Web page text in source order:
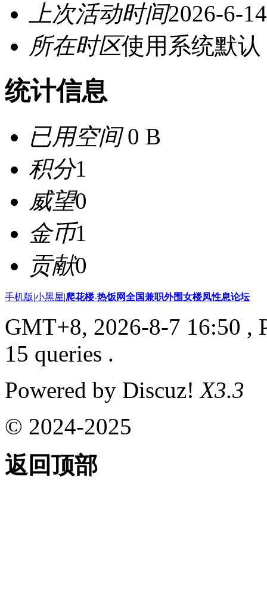
上次活动时间2026-6-
所在时区使用系统默认
统计信息
已用空间0 B
积分1
威望0
金币1
贡献0
手机版|小黑屋|爬花楼-热饭网全国兼职外围女楼凤性息论坛
GMT+8, 2026-8-7 16:50 ,
15 queries .
Powered by Discuz!X3.3
© 2024-2025
返回顶部